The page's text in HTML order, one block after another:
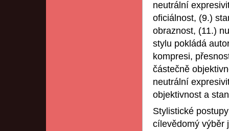
neutrální
oficiálnost, (9.)
obraznost, (11.)
stylu pokládá
kompresi,
částečně
neutrální
objektivnost a
Stylistické
cílevědomý výběr